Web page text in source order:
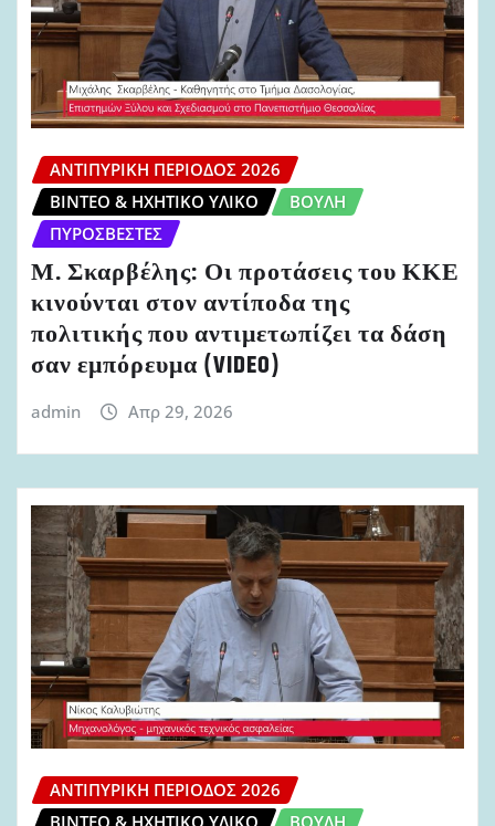
ΑΝΤΙΠΥΡΙΚΉ ΠΕΡΊΟΔΟΣ 2026
ΒΊΝΤΕΟ & ΗΧΗΤΙΚΌ ΥΛΙΚΌ
ΒΟΥΛΉ
ΠΥΡΟΣΒΈΣΤΕΣ
Μ. Σκαρβέλης: Οι προτάσεις του ΚΚΕ
κινούνται στον αντίποδα της
πολιτικής που αντιμετωπίζει τα δάση
σαν εμπόρευμα (VIDEO)
admin Απρ 29, 2026
ΑΝΤΙΠΥΡΙΚΉ ΠΕΡΊΟΔΟΣ 2026